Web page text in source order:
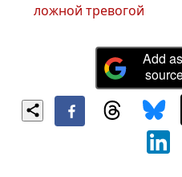
ложной тревогой
Add